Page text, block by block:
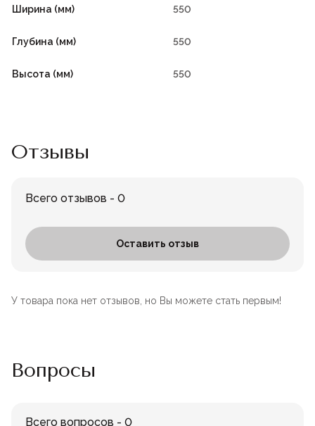
Ширина (мм) 550
Глубина (мм) 550
Высота (мм) 550
Отзывы
Всего отзывов - 0
Оставить отзыв
У товара пока нет отзывов, но Вы можете стать первым!
Вопросы
Всего вопросов - 0